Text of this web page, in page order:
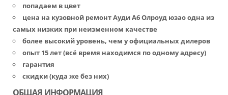
попадаем в цвет
цена на кузовной ремонт Ауди А6 Олроуд юзао одна из
самых низких при неизменном качестве
более высокий уровень, чем у официальных дилеров
опыт 15 лет (всё время находимся по одному адресу)
гарантия
скидки (куда же без них)
ОБЩАЯ ИНФОРМАЦИЯ